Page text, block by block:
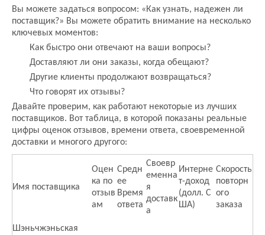
Вы можете задаться вопросом: «Как узнать, надежен ли
поставщик?» Вы можете обратить внимание на несколько
ключевых моментов:
Как быстро они отвечают на ваши вопросы?
Доставляют ли они заказы, когда обещают?
Другие клиенты продолжают возвращаться?
Что говорят их отзывы?
Давайте проверим, как работают некоторые из лучших
поставщиков. Вот таблица, в которой показаны реальные
цифры оценок отзывов, времени ответа, своевременной
доставки и многого другого:
Имя поставщика
Оцен
ка по
отзыв
ам
Средн
ее
Время
ответа
Своевр
еменна
я
доставк
а
Интерне
т-доход
(долл. С
ША)
Скорость
повторн
ого
заказа
Шэньчжэньская